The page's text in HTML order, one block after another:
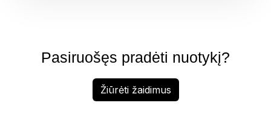
Pasiruošęs pradėti nuotykį?
Žiūrėti žaidimus